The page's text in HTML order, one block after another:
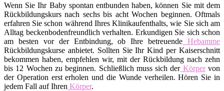
Wenn Sie Ihr Baby spontan entbunden haben, können Sie mit dem
Rückbildungskurs nach sechs bis acht Wochen beginnen. Oftmals
erfahren Sie schon während Ihres Klinikaufenthalts, wie Sie sich am
Alltag beckenbodenfreundlich verhalten. Erkundigen Sie sich schon
am besten vor der Entbindung, ob Ihre betreuende Hebamme
Rückbildungskurse anbietet. Sollten Sie Ihr Kind per Kaiserschnitt
bekommen haben, empfehlen wir, mit der Rückbildung nach zehn
bis 12 Wochen zu beginnen. Schließlich muss sich derKörpervon
der Operation erst erholen und die Wunde verheilen. Hören Sie in
jedem Fall auf Ihren Körper.